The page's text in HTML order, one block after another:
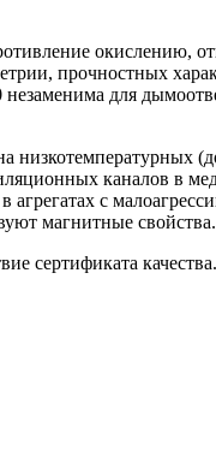
окислению,
прочностных
для
каналов в
с
магнитные свойства.
сертификата качества.